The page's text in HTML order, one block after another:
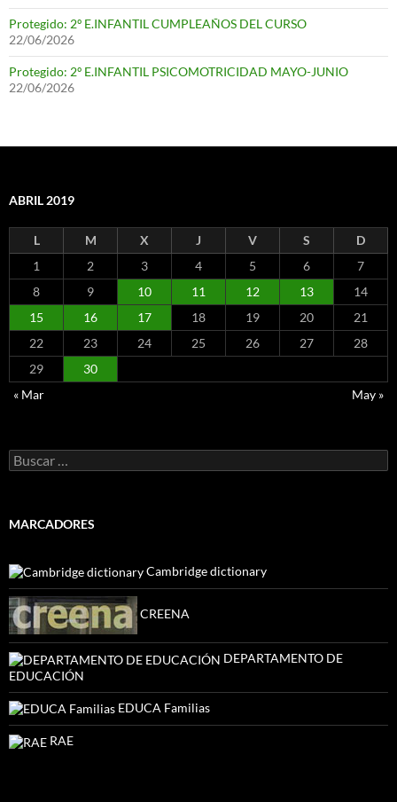
Protegido: 2º E.INFANTIL CUMPLEAÑOS DEL CURSO
22/06/2026
Protegido: 2º E.INFANTIL PSICOMOTRICIDAD MAYO-JUNIO
22/06/2026
ABRIL 2019
L M X J V S
D
1
2 3 4 5 6
7
8
9 10 11 12 13
14
15
16 17 18 19 20
21
22
23 24 25 26 27
28
29
30
« Mar
May »
Buscar:
MARCADORES
Cambridge dictionary
CREENA
DEPARTAMENTO DE
EDUCACIÓN
EDUCA Familias
RAE